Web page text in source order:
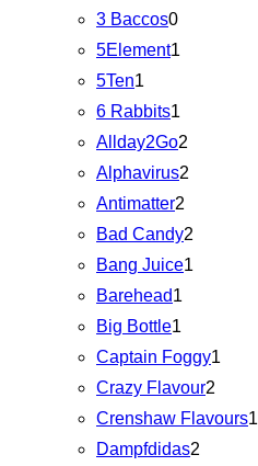
3 Baccos0
5Element1
5Ten1
6 Rabbits1
Allday2Go2
Alphavirus2
Antimatter2
Bad Candy2
Bang Juice1
Barehead1
Big Bottle1
Captain Foggy1
Crazy Flavour2
Crenshaw Flavours1
Dampfdidas2